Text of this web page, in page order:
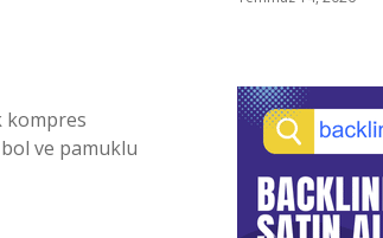
kompres
ve pamuklu